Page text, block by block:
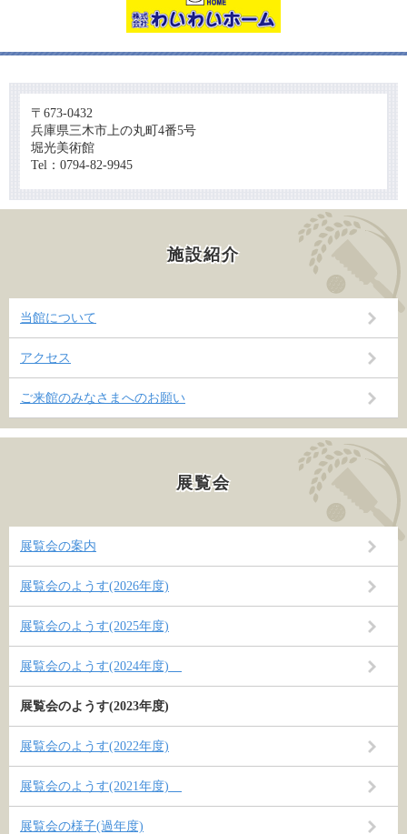
施設紹介
当館について
アクセス
ご来館のみなさまへのお願い
展覧会
展覧会の案内
展覧会のようす(2026年度)
展覧会のようす(2025年度)
展覧会のようす(2024年度)
展覧会のようす(2023年度)
展覧会のようす(2022年度)
展覧会のようす(2021年度)
展覧会の様子(過年度)
〒673-0432
兵庫県三木市上の丸町4番5号
堀光美術館
Tel：0794-82-9945